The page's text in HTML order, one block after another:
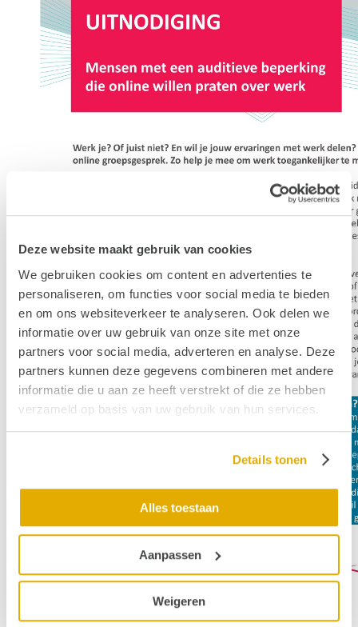
Deze website maakt gebruik van cookies
We gebruiken cookies om content en advertenties te
personaliseren, om functies voor social media te bieden
en om ons websiteverkeer te analyseren. Ook delen we
informatie over uw gebruik van onze site met onze
partners voor social media, adverteren en analyse. Deze
partners kunnen deze gegevens combineren met andere
informatie die u aan ze heeft verstrekt of die ze hebben
verzameld op basis van uw gebruik van hun services.
Details tonen
Alles toestaan
Aanpassen
Weigeren